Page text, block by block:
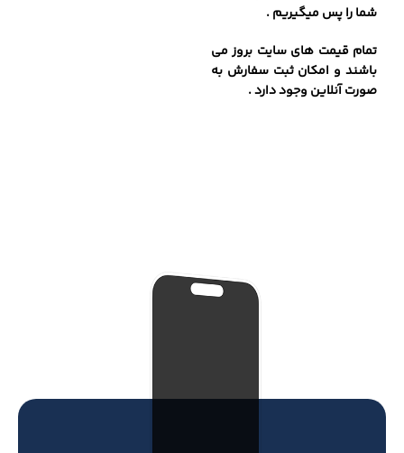
شما را پس میگیریم .
تمام قیمت های سایت بروز می
باشند و امکان ثبت سفارش به
صورت آنلاین وجود دارد .